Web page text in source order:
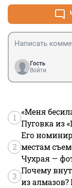
Гость
Войти
1
«Меня
Пуговка из
2
Его
местам
Чухрая —
3
Почему
из